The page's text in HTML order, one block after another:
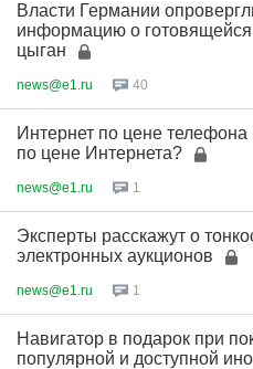
Власти Германии
информацию о
цыган
news@e1.ru 40
Интернет по цене
по цене Интернета?
news@e1.ru 1
Эксперты расскажут о
электронных аукционов
news@e1.ru 1
Навигатор в подарок при
популярной и доступной